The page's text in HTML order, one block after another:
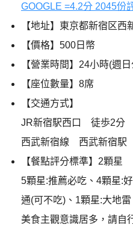
GOOGLE =4.2分 2045份
【地址】東京都新宿区西
【價格】500日幣
【營業時間】24小時(週
【座位數量】8席
【交通方式】
JR新宿駅西口 徒歩2分
西武新宿線 西武新宿駅
【餐點評分標準】2顆星
5顆星:推薦必吃、4顆星:
通(可不吃)、1顆星:大地雷
美食主觀意識居多，請自